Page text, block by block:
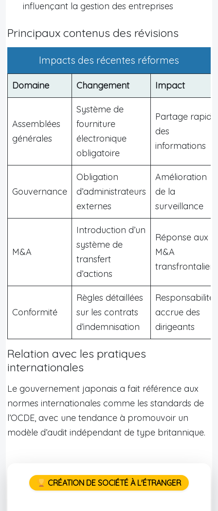
influençant la gestion des entreprises
Principaux contenus des révisions
Impacts des récentes réformes
Domaine Changement Impact
Assemblées
générales
Système de
fourniture
électronique
obligatoire
Partage rapide
des
informations
Gouvernance
Obligation
d’administrateurs
externes
Amélioration
de la
surveillance
M&A
Introduction d’un
système de
transfert
d’actions
Réponse aux
M&A
transfrontaliers
Conformité
Règles détaillées
sur les contrats
d’indemnisation
Responsabilité
accrue des
dirigeants
Relation avec les pratiques
internationales
Le gouvernement japonais a fait référence aux
normes internationales comme les standards de
l’OCDE, avec une tendance à promouvoir un
modèle d’audit indépendant de type britannique.
CRÉATION DE SOCIÉTÉ À L'ÉTRANGER